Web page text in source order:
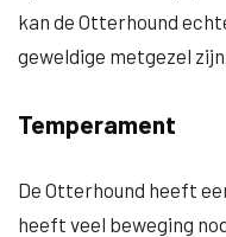
kan de Otterhound
geweldige metgezel
Temperament
De Otterhound heeft
heeft veel beweging